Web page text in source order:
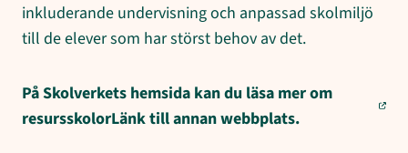
inkluderande undervisning och anpassad skolmiljö
till de elever som har störst behov av det.
På Skolverkets hemsida kan du läsa mer om
resursskolorLänk till annan webbplats.